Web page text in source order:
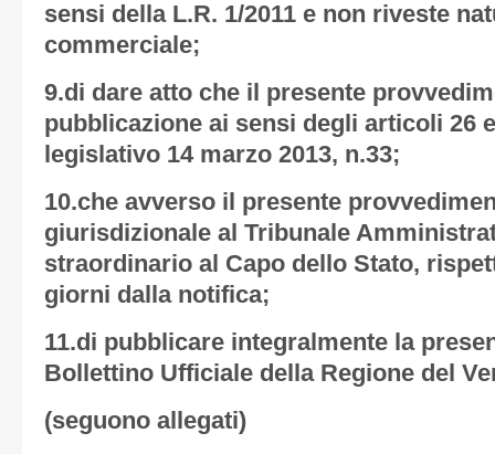
sensi della L.R. 1/2011 e non riveste
commerciale;
9.di dare atto che il presente
pubblicazione ai sensi degli articoli 26
legislativo 14 marzo 2013, n.33;
10.che avverso il presente
giurisdizionale al Tribunale
straordinario al Capo dello Stato,
giorni dalla notifica;
11.di pubblicare integralmente la
Bollettino Ufficiale della Regione del
(seguono allegati)